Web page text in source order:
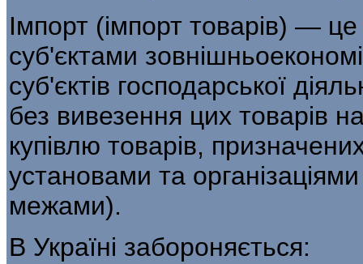
Імпорт (імпорт товарів) — це
суб'єктами
суб'єктів господарської
без вивезення цих товарів
купівлю товарів,
установами та
межами).
В Україні забороняється: